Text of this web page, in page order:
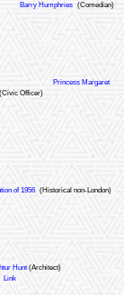
Barry Humphries (Comedian)
Princess Margaret
(Civic Officer)
of 1956 (Historical non-London)
Hunt (Architect)
Link